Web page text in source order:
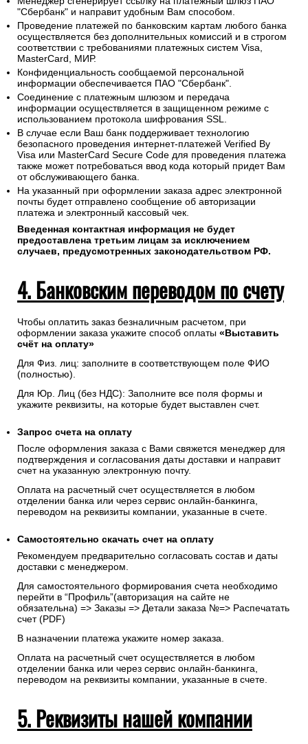
"Сбербанк" и направит удобным Вам способом.
Проведение платежей по банковским картам любого банка
осуществляется без дополнительных комиссий и в строгом
соответствии с требованиями платежных систем Visa,
MasterCard, МИР.
Конфиденциальность сообщаемой персональной
информации обеспечивается ПАО "Сбербанк".
Соединение с платежным шлюзом и передача
информации осуществляется в защищенном режиме с
использованием протокола шифрования SSL.
В случае если Ваш банк поддерживает технологию
безопасного проведения интернет-платежей Verified By
Visa или MasterCard Secure Code для проведения платежа
также может потребоваться ввод кода который придет Вам
от обслуживающего банка.
На указанный при оформлении заказа адрес электронной
почты будет отправлено сообщение об авторизации
платежа и электронный кассовый чек.
Введенная контактная информация не будет
предоставлена третьим лицам за исключением
случаев, предусмотренных законодательством РФ.
4. Банковским переводом по счету
Чтобы оплатить заказ безналичным расчетом, при
оформлении заказа укажите способ оплаты «Выставить
счёт на оплату»
Для Физ. лиц: заполните в соответствующем поле ФИО
(полностью).
Для Юр. Лиц (без НДС): Заполните все поля формы и
укажите реквизиты, на которые будет выставлен счет.
Запрос счета на оплату
После оформления заказа с Вами свяжется менеджер для
подтверждения и согласования даты доставки и направит
счет на указанную электронную почту.
Оплата на расчетный счет осуществляется в любом
отделении банка или через сервис онлайн-банкинга,
переводом на реквизиты компании, указанные в счете.
Самостоятельно скачать счет на оплату
Рекомендуем предварительно согласовать состав и даты
доставки с менеджером.
Для самостоятельного формирования счета необходимо
перейти в “Профиль”(авторизация на сайте не
обязательна) => Заказы => Детали заказа №=> Распечатать
счет (PDF)
В назначении платежа укажите номер заказа.
Оплата на расчетный счет осуществляется в любом
отделении банка или через сервис онлайн-банкинга,
переводом на реквизиты компании, указанные в счете.
5. Реквизиты нашей компании